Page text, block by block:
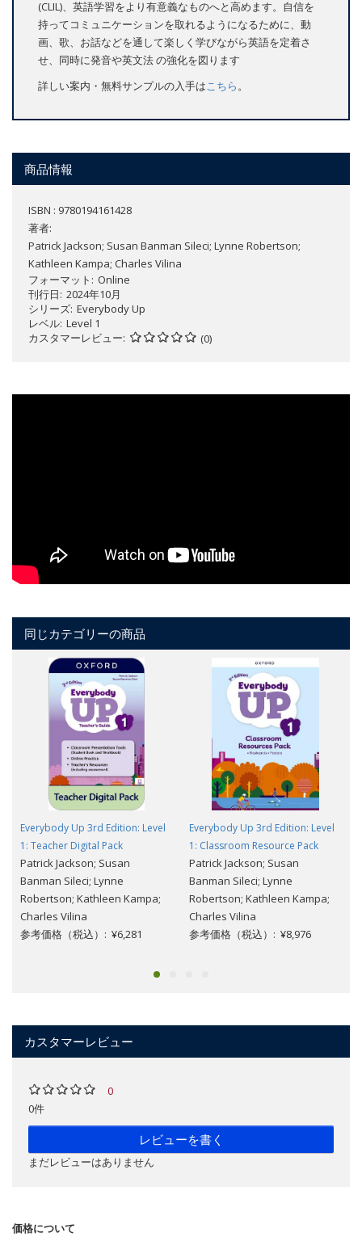
(CLIL)、英語学習をより有意義なものへと高めます。自信を
持ってコミュニケーションを取れるようになるために、動
画、歌、お話などを通して楽しく学びながら英語を定着さ
せ、同時に発音や英文法 の強化を図ります
詳しい案内・無料サンプルの入手はこちら。
商品情報
ISBN : 9780194161428
著者:
Patrick Jackson; Susan Banman Sileci; Lynne Robertson;
Kathleen Kampa; Charles Vilina
フォーマット
Online
刊行日 2024年10月
シリーズ Everybody Up
レベル Level 1
カスタマーレビュー
(0)
同じカテゴリーの商品
Everybody Up 3rd Edition: Level
1: Teacher Digital Pack
Patrick Jackson; Susan
Banman Sileci; Lynne
Robertson; Kathleen Kampa;
Charles Vilina
参考価格（税込）: ¥6,281
Everybody Up 3rd Edition: Level
1: Classroom Resource Pack
Patrick Jackson; Susan
Banman Sileci; Lynne
Robertson; Kathleen Kampa;
Charles Vilina
参考価格（税込）: ¥8,976
カスタマーレビュー
0
0件
レビューを書く
まだレビューはありません
価格について